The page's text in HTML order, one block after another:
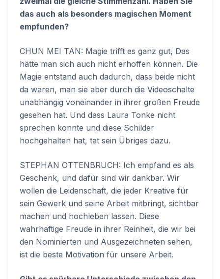
das auch als besonders magischen Moment
empfunden?
CHUN MEI TAN: Magie trifft es ganz gut, Das
hätte man sich auch nicht erhoffen können. Die
Magie entstand auch dadurch, dass beide nicht
da waren, man sie aber durch die Videoschalte
unabhängig voneinander in ihrer großen Freude
gesehen hat. Und dass Laura Tonke nicht
sprechen konnte und diese Schilder
hochgehalten hat, tat sein Übriges dazu.
STEPHAN OTTENBRUCH: Ich empfand es als
Geschenk, und dafür sind wir dankbar. Wir
wollen die Leidenschaft, die jeder Kreative für
sein Gewerk und seine Arbeit mitbringt, sichtbar
machen und hochleben lassen. Diese
wahrhaftige Freude in ihrer Reinheit, die wir bei
den Nominierten und Ausgezeichneten sehen,
ist die beste Motivation für unsere Arbeit.